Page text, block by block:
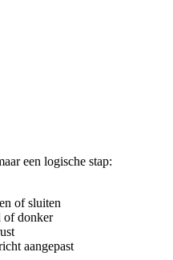
een logische stap:
of sluiten
of donker
aangepast